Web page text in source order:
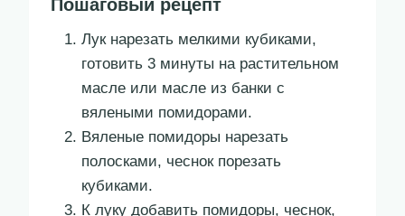
Пошаговый рецепт
Лук нарезать мелкими кубиками,
готовить 3 минуты на растительном
масле или масле из банки с
вялеными помидорами.
Вяленые помидоры нарезать
полосками, чеснок порезать
кубиками.
К луку добавить помидоры, чеснок,